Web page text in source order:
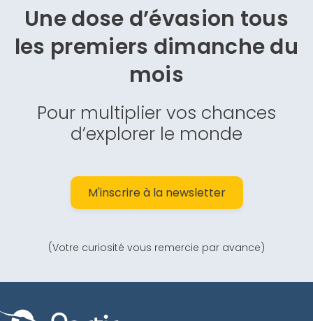
Une dose d’évasion tous
les premiers dimanche du
mois
Pour multiplier vos chances
d’explorer le monde
M'inscrire à la newsletter
(Votre curiosité vous remercie par avance)